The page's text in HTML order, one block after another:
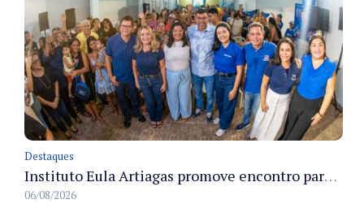
Destaques
Instituto Eula Artiagas promove encontro para discutir melhorias para o bairro Petrópolis
06/08/2026